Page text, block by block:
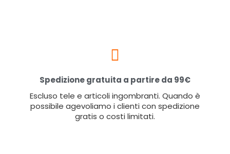
Spedizione gratuita a partire da 99€
Escluso tele e articoli ingombranti. Quando è
possibile agevoliamo i clienti con spedizione
gratis o costi limitati.